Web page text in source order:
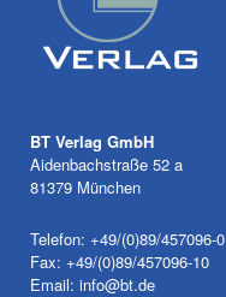
BT Verlag GmbH
Aidenbachstraße 52 a
81379 München
Telefon: +49/(0)89/457096-0
Fax: +49/(0)89/457096-10
Email: info@bt.de